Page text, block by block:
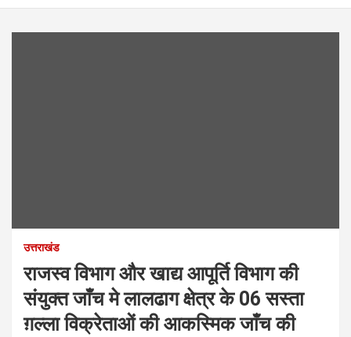
उत्तराखंड
राजस्व विभाग और खाद्य आपूर्ति विभाग की
संयुक्त जाँच मे लालढाग क्षेत्र के 06 सस्ता
ग़ल्ला विक्रेताओं की आकस्मिक जाँच की